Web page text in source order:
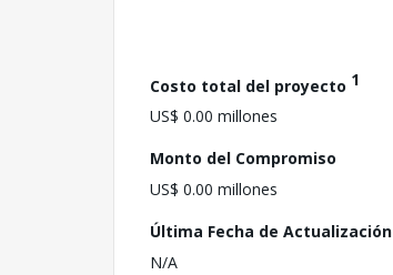
Costo total del proyecto 1
US$ 0.00 millones
Monto del Compromiso
US$ 0.00 millones
Última Fecha de Actualización
N/A